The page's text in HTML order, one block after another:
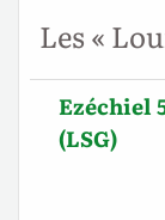
Les «
Ezéchiel
(LSG)